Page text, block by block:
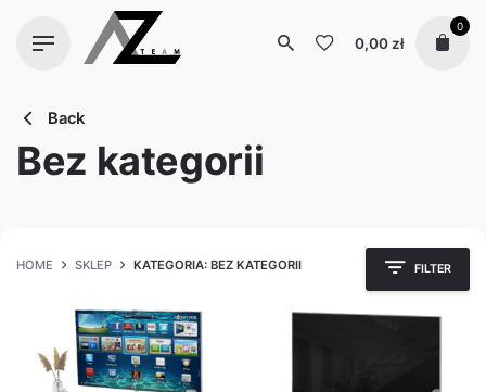
0,00 zł
0
Back
Bez kategorii
HOME SKLEP KATEGORIA: BEZ KATEGORII FILTER